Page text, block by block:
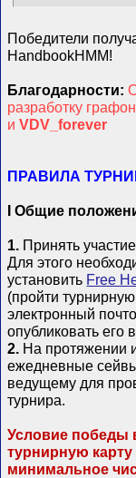
Победители
HandbookHMM!
Благодарности:
разработку
иVDV_forever
ПРАВИЛА
I Общие
1.
Принять
Для этого
установить Free
(пройти
электронный
опубликовать его в
2. На протяжении
ежедневные
ведущему для
турнира.
Условие победы
турнирную
минимальное